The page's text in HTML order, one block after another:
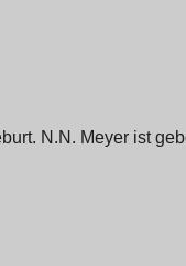
N.N. Meyer ist